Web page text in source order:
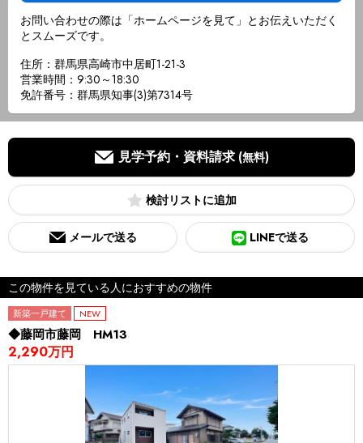
お問い合わせの際は「ホームページを見て」とお伝えいただく
とスムーズです。
住所：群馬県高崎市中居町1-21-3
営業時間：9:30～18:30
免許番号：群馬県知事(3)第7314号
見学予約・資料請求 (無料)
検討リスト
メールで送る LINEで送る
この物件を見ている人におすすめの物件
新築一戸建て NEW
◆藤岡市藤岡 HM13
2,290万円